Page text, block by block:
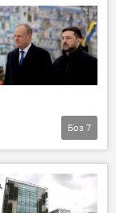
Амалиёти вижаи Русия барои ҳимояи Донбасс: охирин хабарҳо
Боз 7